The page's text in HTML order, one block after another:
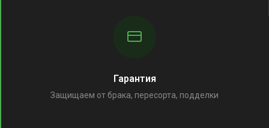
Гарантия
Защищаем от брака, пересорта, подделки